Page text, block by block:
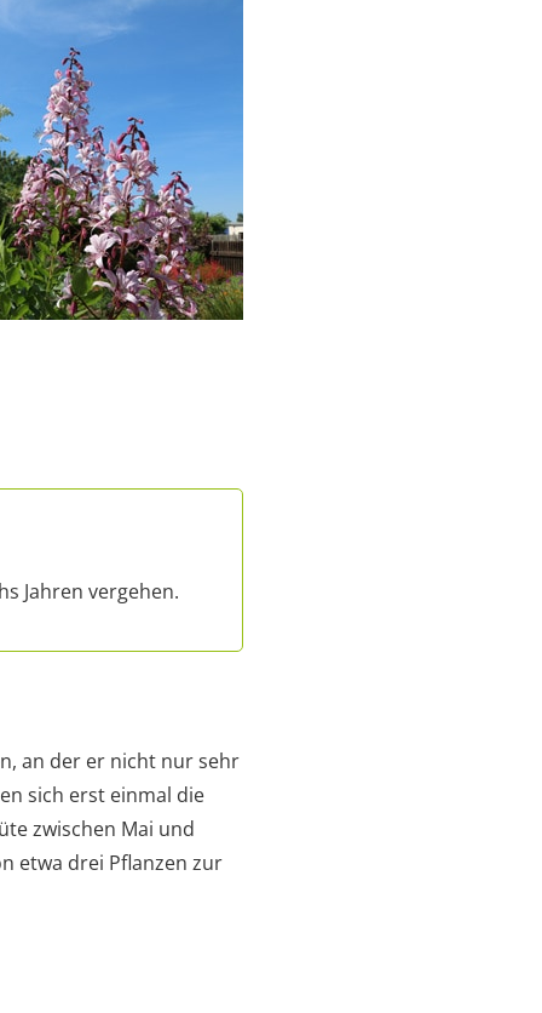
Jahren vergehen.
an der er nicht nur sehr
sich erst einmal die
zwischen Mai und
etwa drei Pflanzen zur